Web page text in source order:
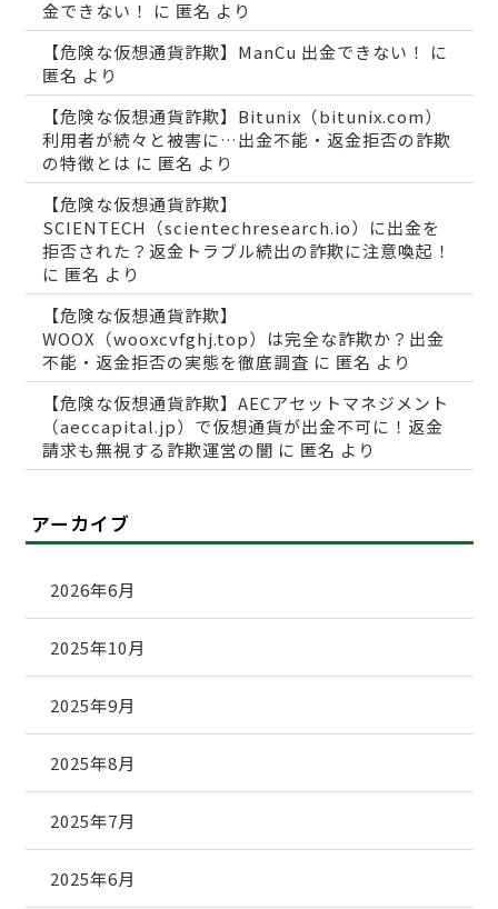
金できない！
に 匿名 より
【危険な仮想通貨詐欺】ManCu 出金できない！
に
匿名 より
【危険な仮想通貨詐欺】Bitunix（bitunix.com）
利用者が続々と被害に…出金不能・返金拒否の詐欺
の特徴とは に 匿名 より
【危険な仮想通貨詐欺】
SCIENTECH（scientechresearch.io）に出金を
拒否された？返金トラブル続出の詐欺に注意喚起！
に 匿名 より
【危険な仮想通貨詐欺】
WOOX（wooxcvfghj.top）は完全な詐欺か？出金
不能・返金拒否の実態を徹底調査 に 匿名 より
【危険な仮想通貨詐欺】AECアセットマネジメント
（aeccapital.jp）で仮想通貨が出金不可に！返金
請求も無視する詐欺運営の闇 に 匿名 より
アーカイブ
2026年6月
2025年10月
2025年9月
2025年8月
2025年7月
2025年6月